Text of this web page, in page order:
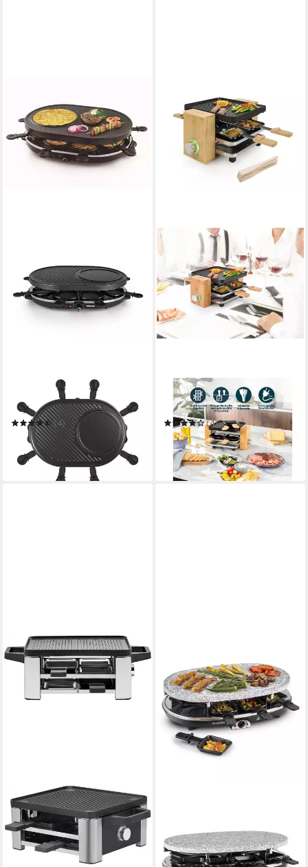
Raclette
(4)
ab 37,99 € UVP
-42%
in 3-4 Werktagen bei dir
PRINCESS
Raclette
(4)
ab 39,99 € UVP69,99 €
-43%
in 3-4 Werktagen bei dir